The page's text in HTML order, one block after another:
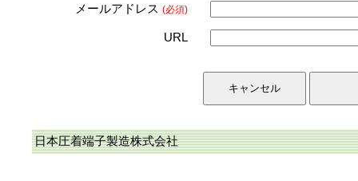
メールアドレス (必須)
URL
日本圧着端子製造株式会社